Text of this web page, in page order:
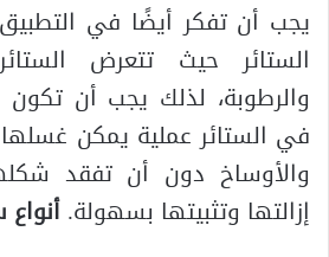
يجب أن تفكر أيضًا في
الستائر حيث تتعرض
والرطوبة، لذلك يجب أن تكون
في الستائر عملية يمكن
والأوساخ دون أن تفقد
إزالتها وتثبيتها بسهولة.